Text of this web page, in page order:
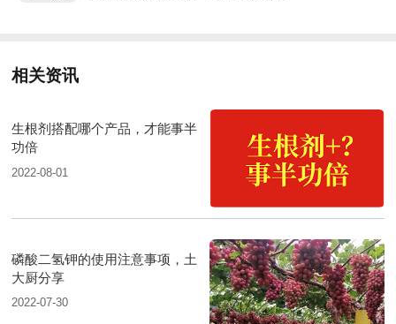
相关资讯
生根剂搭配哪个产品，才能事半
功倍
2022-08-01
磷酸二氢钾的使用注意事项，土
大厨分享
2022-07-30